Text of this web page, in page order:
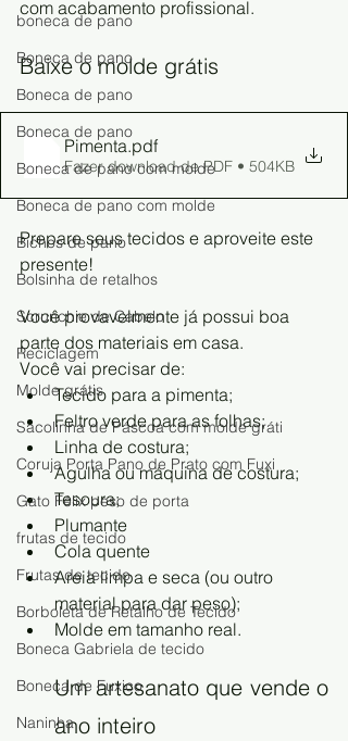
boneca de pano
Boneca de pano
Boneca de pano
Boneca de pano
Boneca de pano com molde
Boneca de pano com molde
Bichos de pano
Bolsinha de retalhos
Scrunchie de Cabelo
Reciclagem
Molde grátis
Sacolinha de Páscoa com molde gráti
Coruja Porta Pano de Prato com Fuxi
Gato Félix peso de porta
frutas de tecido
Frutas de tecido
Borboleta de Retalho de Tecido
Boneca Gabriela de tecido
Boneca de Fuxico
Naninha
com acabamento profissional.
Baixe o molde grátis
Pimenta.pdf
Fazer download de PDF • 504KB
Prepare seus tecidos e aproveite este
presente!
Você provavelmente já possui boa
parte dos materiais em casa.
Você vai precisar de:
Tecido para a pimenta;
Feltro verde para as folhas;
Linha de costura;
Agulha ou máquina de costura;
Tesoura;
Plumante
Cola quente
Areia limpa e seca (ou outro
material para dar peso);
Molde em tamanho real.
Um artesanato que vende o
ano inteiro